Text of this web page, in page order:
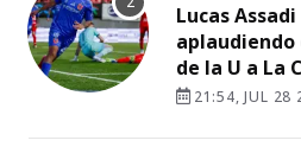
Lucas
de la U a La
21:54, JUL 28